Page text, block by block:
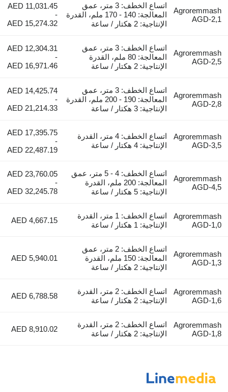
Agroremmash
AGD-2,1
اتساع الخطف: 3 متر، عمق
المعالجة: 140 - 170 ملم، القدرة
الإنتاجية: 2 هكتار / ساعة
AED 11,031.45
-
AED 15,274.32
Agroremmash
AGD-2,5
اتساع الخطف: 3 متر، عمق
المعالجة: 80 ملم، القدرة
الإنتاجية: 2 هكتار / ساعة
AED 12,304.31
-
AED 16,971.46
Agroremmash
AGD-2,8
اتساع الخطف: 3 متر، عمق
المعالجة: 190 - 200 ملم، القدرة
الإنتاجية: 3 هكتار / ساعة
AED 14,425.74
-
AED 21,214.33
Agroremmash
AGD-3,5
اتساع الخطف: 4 متر، القدرة
الإنتاجية: 4 هكتار / ساعة
AED 17,395.75
-
AED 22,487.19
Agroremmash
AGD-4,5
اتساع الخطف: 4 - 5 متر، عمق
المعالجة: 200 ملم، القدرة
الإنتاجية: 5 هكتار / ساعة
AED 23,760.05
-
AED 32,245.78
Agroremmash
AGD-1,0
اتساع الخطف: 1 متر، القدرة
الإنتاجية: 1 هكتار / ساعة
AED 4,667.15
Agroremmash
AGD-1,3
اتساع الخطف: 2 متر، عمق
المعالجة: 150 ملم، القدرة
الإنتاجية: 2 هكتار / ساعة
AED 5,940.01
Agroremmash
AGD-1,6
اتساع الخطف: 2 متر، القدرة
الإنتاجية: 2 هكتار / ساعة
AED 6,788.58
Agroremmash
AGD-1,8
اتساع الخطف: 2 متر، القدرة
الإنتاجية: 2 هكتار / ساعة
AED 8,910.02